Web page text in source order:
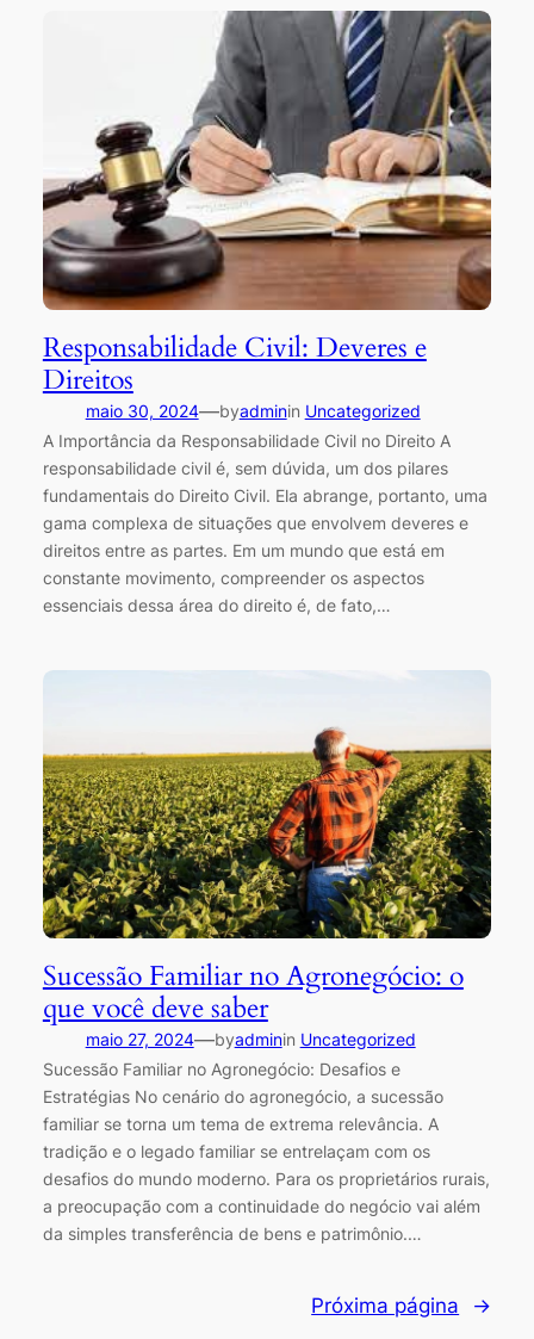
Responsabilidade Civil: Deveres e
Direitos
maio 30, 2024—byadminin Uncategorized
A Importância da Responsabilidade Civil no Direito A
responsabilidade civil é, sem dúvida, um dos pilares
fundamentais do Direito Civil. Ela abrange, portanto, uma
gama complexa de situações que envolvem deveres e
direitos entre as partes. Em um mundo que está em
constante movimento, compreender os aspectos
essenciais dessa área do direito é, de fato,…
Sucessão Familiar no Agronegócio: o
que você deve saber
maio 27, 2024—byadminin Uncategorized
Sucessão Familiar no Agronegócio: Desafios e
Estratégias No cenário do agronegócio, a sucessão
familiar se torna um tema de extrema relevância. A
tradição e o legado familiar se entrelaçam com os
desafios do mundo moderno. Para os proprietários rurais,
a preocupação com a continuidade do negócio vai além
da simples transferência de bens e patrimônio.…
Próxima página →